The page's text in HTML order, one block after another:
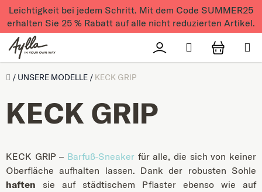
Zum Inhalt springen
Leichtigkeit bei jedem Schritt. Mit dem Code SUMMER25
erhalten Sie 25 % Rabatt auf alle nicht reduzierten Artikel.
Přihlášení
Suchen
Úvod
/ UNSERE MODELLE / KECK GRIP
KECK GRIP
KECK GRIP – Barfuß-Sneaker für alle, die sich von keiner
Oberfläche aufhalten lassen. Dank der robusten Sohle
haften sie auf städtischem Pflaster ebenso wie auf